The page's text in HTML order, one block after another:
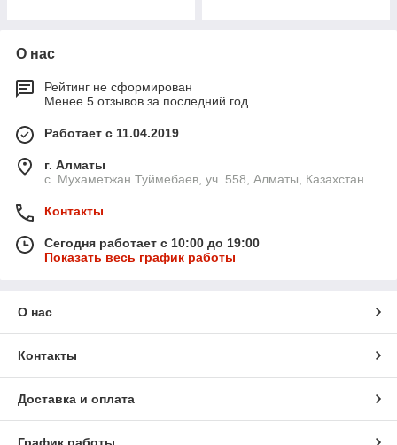
О нас
Рейтинг не сформирован
Менее 5 отзывов за последний год
Работает с 11.04.2019
г. Алматы
с. Мухаметжан Туймебаев, уч. 558, Алматы, Казахстан
Контакты
Сегодня работает с 10:00 до 19:00
Показать весь график работы
О нас
Контакты
Доставка и оплата